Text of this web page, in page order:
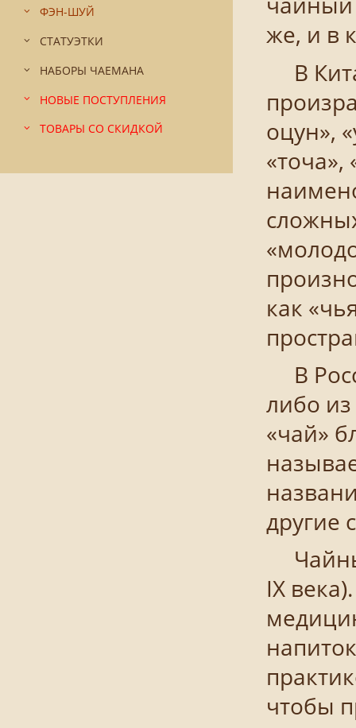
ФЭН-ШУЙ
СТАТУЭТКИ
НАБОРЫ ЧАЕМАНА
НОВЫЕ ПОСТУПЛЕНИЯ
ТОВАРЫ СО СКИДКОЙ
же, и в
В
оцун»,
«точа»,
как
В
либо из
«чай»
другие
IХ
чтобы